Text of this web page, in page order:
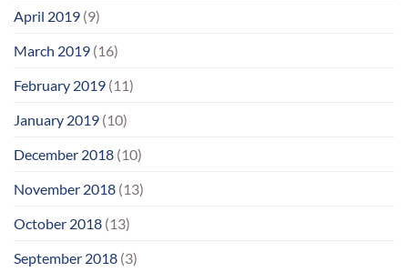
April 2019 (9)
March 2019 (16)
February 2019 (11)
January 2019 (10)
December 2018 (10)
November 2018 (13)
October 2018 (13)
September 2018 (3)